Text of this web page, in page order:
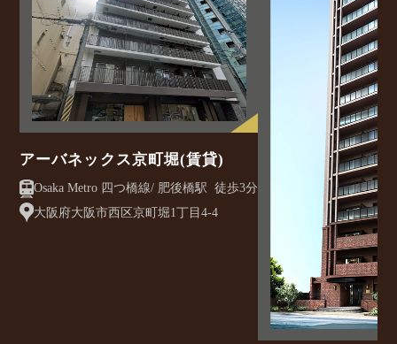
アーバネックス京町堀(賃貸)
Osaka Metro 四つ橋線/ 肥後橋駅 徒歩3分
大阪府大阪市西区京町堀1丁目4-4